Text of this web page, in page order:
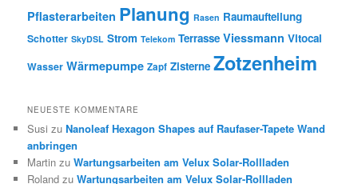
Pflasterarbeiten Planung Rasen Raumaufteilung
Schotter SkyDSL Strom Telekom Terrasse Viessmann Vitocal
Wasser Wärmepumpe Zapf Zisterne Zotzenheim
NEUESTE KOMMENTARE
Susi zuNanoleaf Hexagon Shapes auf Raufaser-Tapete Wand
anbringen
Martin zuWartungsarbeiten am Velux Solar-Rollladen
Roland zuWartungsarbeiten am Velux Solar-Rollladen